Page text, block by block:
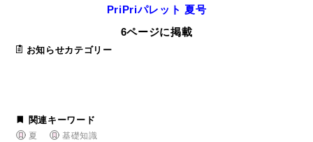
PriPriパレット 夏号
6ページに掲載
お知らせカテゴリー
関連キーワード
夏 基礎知識